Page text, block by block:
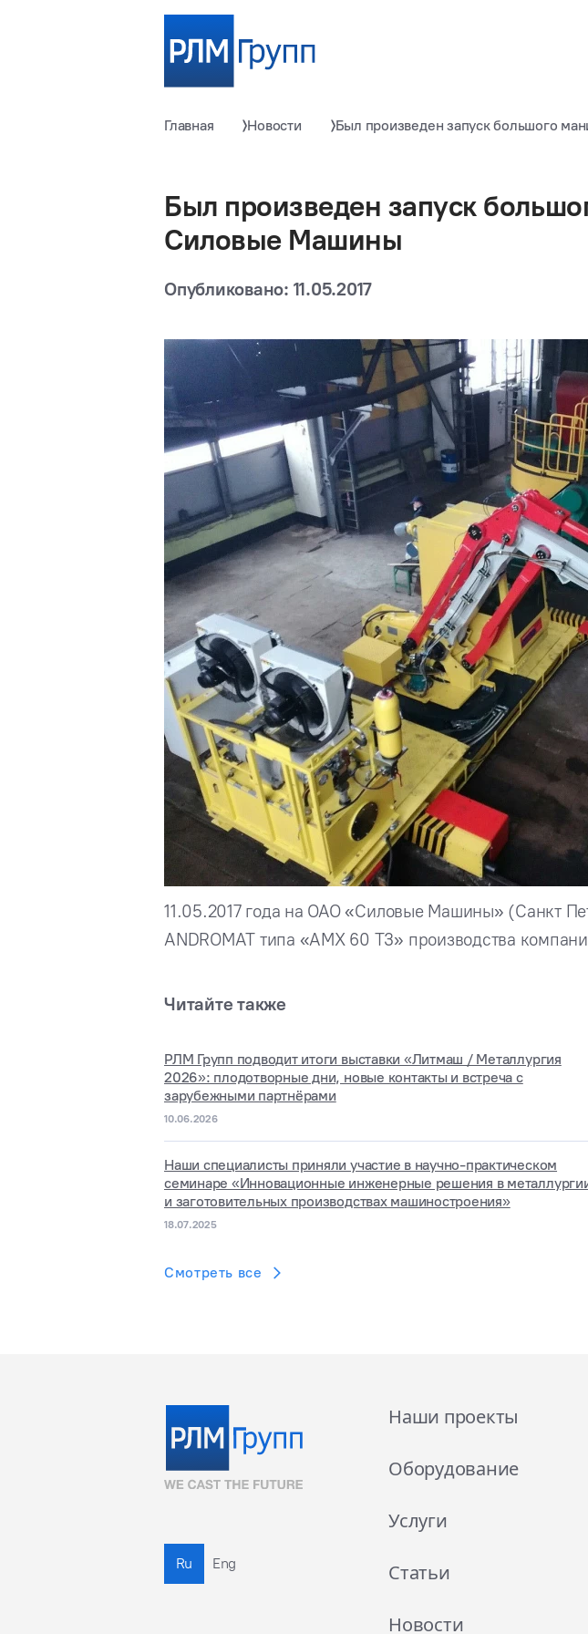
Главная Новости Был произведен запуск большого
Был произведен запуск
Силовые Машины
Опубликовано: 11.05.2017
11.05.2017 года на ОАО «Силовые Машины» (Санкт
ANDROMAT типа «AMX 60 T3» производства
Читайте также
РЛМ Групп подводит итоги выставки «Литмаш / Металлургия
2026»: плодотворные дни, новые контакты и встреча с
зарубежными партнёрами
10.06.2026
Наши специалисты приняли участие в научно-практическом
семинаре «Инновационные инженерные решения в
и заготовительных производствах машиностроения»
18.07.2025
Смотреть все
Ru Eng
Наши проекты
Оборудование
Услуги
Статьи
Новости